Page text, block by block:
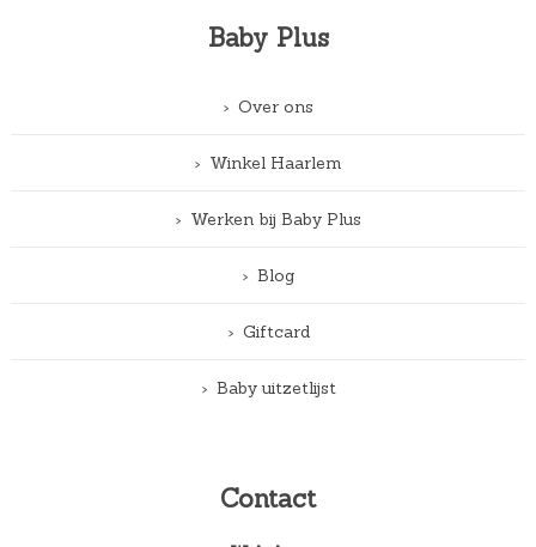
Baby Plus
Over ons
Winkel Haarlem
Werken bij Baby Plus
Blog
Giftcard
Baby uitzetlijst
Contact